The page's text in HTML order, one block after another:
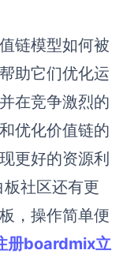
链模型如何被
助它们优化运
在竞争激烈的
优化价值链的
更好的资源利
社区还有更
，操作简单便
册boardmix立